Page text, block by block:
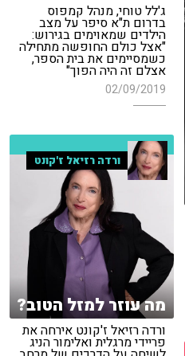
ג'לל טוחי, מנהל קמפוס
בדרום ת"א סיפר על מצב
הילדים שמאוימים בגירוש:
"אצל כולם החופשה מתחילה
כשמסיימים את בית הספר,
אצלם זה היה הפוך"
02/09/2019
ורדה רזיאל ז'קונט
מה עוזר למזל הטוב?
ורדה רזיאל ז'קונט אירחה את
פריידי מרגלית ואלימור הניג